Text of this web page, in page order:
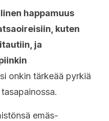
happamuus
kuten
ja
onkin tärkeää pyrkiä
emäs-